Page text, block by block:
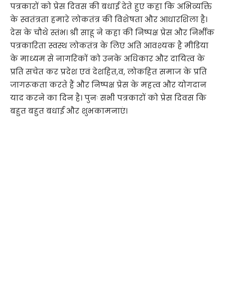
पत्रकारों को प्रेस दिवस की बधाई देते हुए कहा कि अभिव्यक्ति
के स्वतंत्रता हमारे लोकतंत्र की विशेषता और आधारशिला है।
देस के चौथे स्तंभ। श्री साहू ने कहा की निष्पक्ष प्रेस और निर्भीक
पत्रकारिता स्वस्थ लोकतंत्र के लिए अति आवश्यक है मीडिया
के माध्यम से नागरिकों को उनके अधिकार और दायित्व के
प्रति सचेत कर प्रदेश एवं देशहित,व, लोकहित समाज के प्रति
जागरूकता करते हैं और निष्पक्ष प्रेस के महत्व और योगदान
याद करने का दिन है। पुनः सभी पत्रकारों को प्रेस दिवस कि
बहुत बहुत बधाई और शुभकामनाएं।